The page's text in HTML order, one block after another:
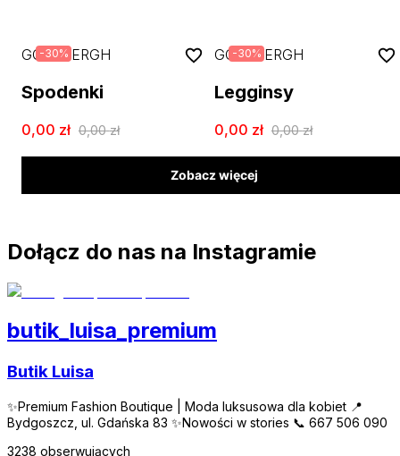
-30%
GOLDBERGH
Spodenki
0,00 zł 0,00 zł
-30%
GOLDBERGH
Legginsy
0,00 zł 0,00 zł
Zobacz więcej
Dołącz do nas na Instagramie
butik_luisa_premium
Butik Luisa
✨Premium Fashion Boutique | Moda luksusowa dla kobiet 📍
Bydgoszcz, ul. Gdańska 83 ✨Nowości w stories 📞 667 506 090
3238 obserwujących